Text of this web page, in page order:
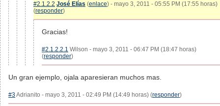
#2.1.2.2 José Elías (enlace) - mayo 3, 2011 - 05:55 PM (17:55 horas)
(responder)
Gracias!
#2.1.2.2.1 Wilson - mayo 3, 2011 - 06:47 PM (18:47 horas)
(responder)
Un gran ejemplo, ojala aparesieran muchos mas.
#3Adrianito - mayo 3, 2011 - 02:49 PM (14:49 horas) (responder)